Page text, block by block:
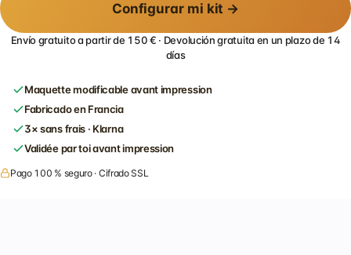
Configurar mi kit →
Envío gratuito a partir de 150 € · Devolución gratuita en un plazo de 14
días
Maquette modificable avant impression
Fabricado en Francia
3× sans frais · Klarna
Validée par toi avant impression
Pago 100 % seguro · Cifrado SSL